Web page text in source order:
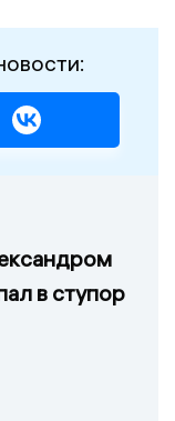
в ступор